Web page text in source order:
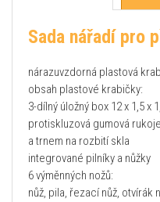
Sada nářadí pro
nárazuvzdorná plastová
obsah plastové krabičky:
3-dílný úložný box 12 x 1,5 x
protiskluzová gumová
a trnem na rozbití skla
integrované pilníky a nůžky
6 výměnných nožů:
nůž, pila, řezací nůž, otvírák